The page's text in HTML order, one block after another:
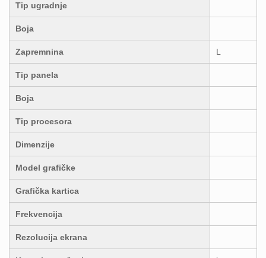
Tip ugradnje
Boja
Zapremnina L
Tip panela
Boja
Tip procesora
Dimenzije
Model grafičke
Grafička kartica
Frekvencija
Rezolucija ekrana